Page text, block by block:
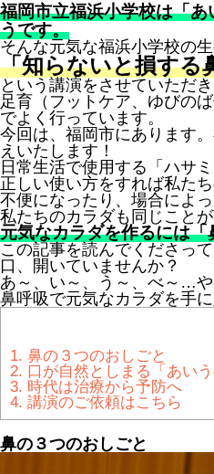
福岡市立福浜小学校は「
うです。
そんな元気な福浜小学校の生
「知らないと損する
という講演をさせていただ
足育（フットケア、ゆびの
でよく行っています。
今回は、福岡市にあります
えいたします！
日常生活で使用する「ハサ
正しい使い方をすれば私た
不便になったり、場合によ
私たちのカラダも同じことが
元気なカラダを作るには「
この記事を読んでくださっ
口、開いていませんか？
あ～、い～、う～、べ～…や
鼻呼吸で元気なカラダを手に
1. 鼻の３つのおしごと
2. 口が自然としまる「あいう
3. 時代は治療から予防へ
4. 講演のご依頼はこちら
鼻の３つのおしごと